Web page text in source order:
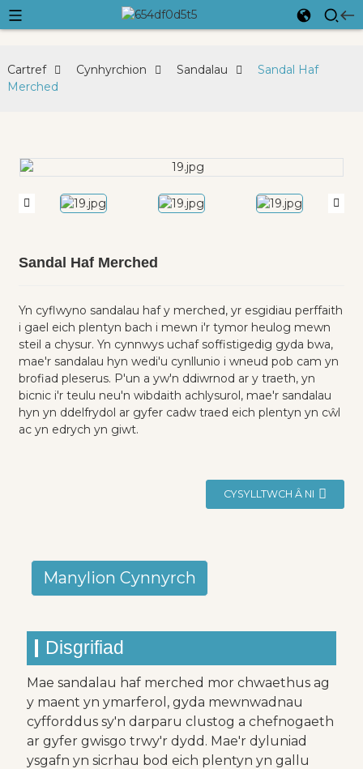
Cartref Cynhyrchion Sandalau
Sandal Haf
Merched
Sandal Haf Merched
Yn cyflwyno sandalau haf y merched, yr esgidiau perffaith
i gael eich plentyn bach i mewn i'r tymor heulog mewn
steil a chysur. Yn cynnwys uchaf soffistigedig gyda bwa,
mae'r sandalau hyn wedi'u cynllunio i wneud pob cam yn
brofiad pleserus. P'un a yw'n ddiwrnod ar y traeth, yn
bicnic i'r teulu neu'n wibdaith achlysurol, mae'r sandalau
hyn yn ddelfrydol ar gyfer cadw traed eich plentyn yn cŵl
ac yn edrych yn giwt.
CYSYLLTWCH Â NI
Manylion Cynnyrch
Disgrifiad
Mae sandalau haf merched mor chwaethus ag
y maent yn ymarferol, gyda mewnwadnau
cyfforddus sy'n darparu clustog a chefnogaeth
ar gyfer gwisgo trwy'r dydd. Mae'r dyluniad
ysgafn yn sicrhau bod eich plentyn yn gallu